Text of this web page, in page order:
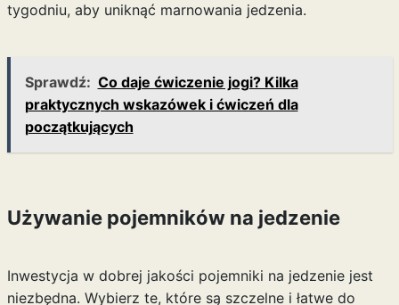
tygodniu, aby uniknąć marnowania jedzenia.
Sprawdź: Co daje ćwiczenie jogi? Kilka
praktycznych wskazówek i ćwiczeń dla
początkujących
Używanie pojemników na jedzenie
Inwestycja w dobrej jakości pojemniki na jedzenie jest
niezbędna. Wybierz te, które są szczelne i łatwe do